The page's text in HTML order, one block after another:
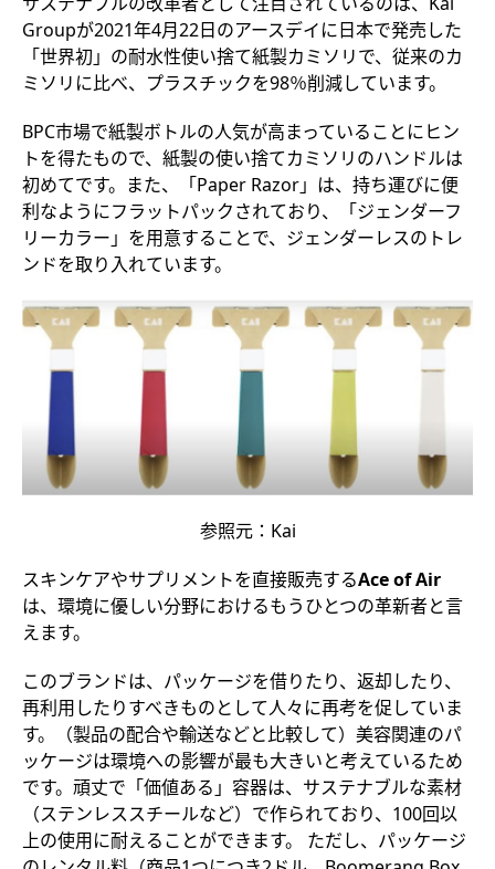
Groupが2021年4月22日のアースデイに日本で発売した
「世界初」の耐水性使い捨て紙製カミソリで、従来のカ
ミソリに比べ、プラスチックを98％削減しています。
BPC市場で紙製ボトルの人気が高まっていることにヒン
トを得たもので、紙製の使い捨てカミソリのハンドルは
初めてです。また、「Paper Razor」は、持ち運びに便
利なようにフラットパックされており、「ジェンダーフ
リーカラー」を用意することで、ジェンダーレスのトレ
ンドを取り入れています。
参照元：Kai
スキンケアやサプリメントを直接販売するAce of Air
は、環境に優しい分野におけるもうひとつの革新者と言
えます。
このブランドは、パッケージを借りたり、返却したり、
再利用したりすべきものとして人々に再考を促していま
す。（製品の配合や輸送などと比較して）美容関連のパ
ッケージは環境への影響が最も大きいと考えているため
です。頑丈で「価値ある」容器は、サステナブルな素材
（ステンレススチールなど）で作られており、100回以
上の使用に耐えることができます。 ただし、パッケージ